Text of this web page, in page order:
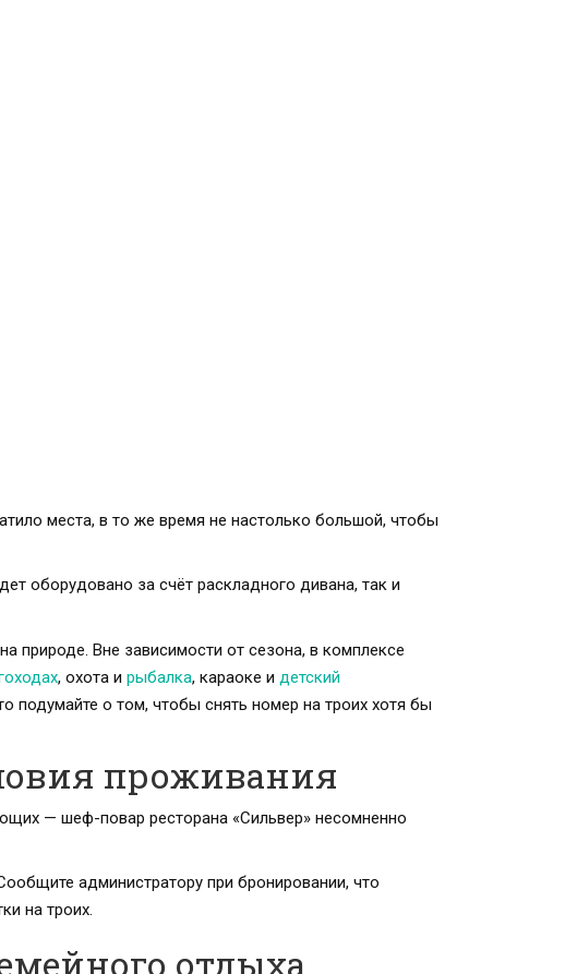
места, в то же время не настолько большой, чтобы
оборудовано за счёт раскладного дивана, так и
природе. Вне зависимости от сезона, в комплексе
, охота и рыбалка, караоке и детский
подумайте о том, чтобы снять номер на троих хотя бы
проживания
— шеф-повар ресторана «Сильвер» несомненно
администратору при бронировании, что
на троих.
отдыха